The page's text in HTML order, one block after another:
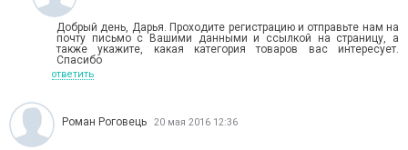
Добрый день, Дарья. Проходите регистрацию и отправьте нам на
почту письмо с Вашими данными и ссылкой на страницу, а
также укажите, какая категория товаров вас интересует.
Спасибо
ответить
Роман Роговець 20 мая 2016 12:36